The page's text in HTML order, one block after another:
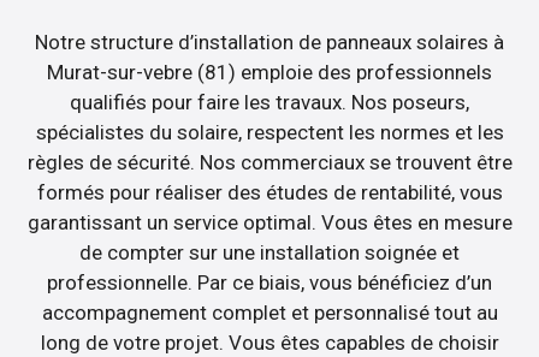
Notre structure d’installation de panneaux solaires à
Murat-sur-vebre (81) emploie des professionnels
qualifiés pour faire les travaux. Nos poseurs,
spécialistes du solaire, respectent les normes et les
règles de sécurité. Nos commerciaux se trouvent être
formés pour réaliser des études de rentabilité, vous
garantissant un service optimal. Vous êtes en mesure
de compter sur une installation soignée et
professionnelle. Par ce biais, vous bénéficiez d’un
accompagnement complet et personnalisé tout au
long de votre projet. Vous êtes capables de choisir